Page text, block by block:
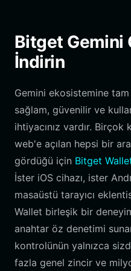
Bitget Gemini
İndirin
Gemini ekosistemine
sağlam, güvenilir ve
ihtiyacınız vardır. Birçok
web'e açılan hepsi bir
gördüğü için Bitget
İster iOS cihazı, ister
masaüstü tarayıcı
Wallet birleşik bir
anahtar öz denetimi
kontrolünün yalnızca
fazla genel zincir ve